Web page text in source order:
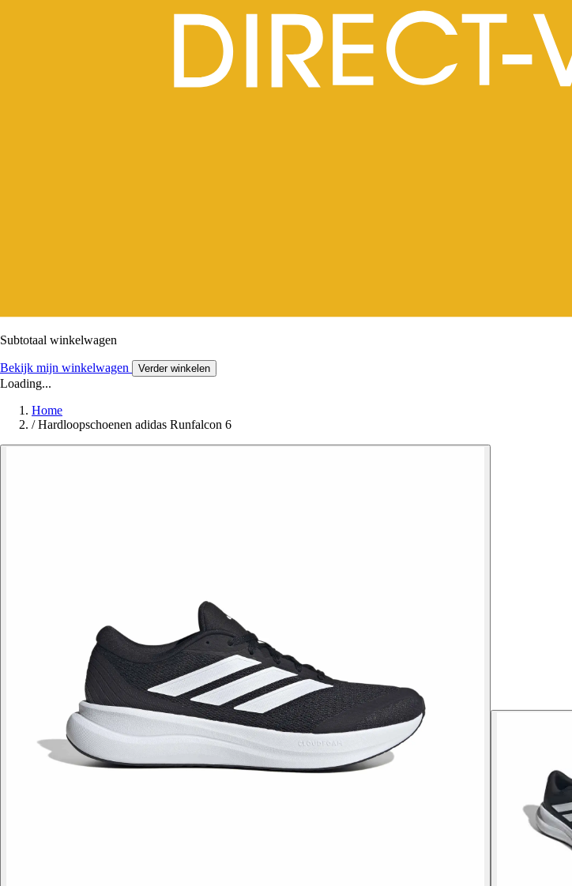
Subtotaal winkelwagen
Bekijk mijn winkelwagen Verder winkelen
Loading...
Home
/ Hardloopschoenen adidas Runfalcon 6